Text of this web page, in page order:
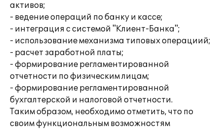
активов;
- ведение операций по банку и кассе;
- интеграция с системой "Клиент-Банка";
- использование механизма типовых операциий;
- расчет заработной платы;
- формирование регламентированной
отчетности по физическим лицам;
- формирование регламентированной
бухгалтерской и налоговой отчетности.
Таким образом, необходимо отметить, что по
своим функциональным возможностям